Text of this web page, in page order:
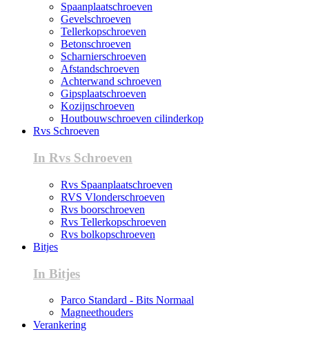
Spaanplaatschroeven
Gevelschroeven
Tellerkopschroeven
Betonschroeven
Scharnierschroeven
Afstandschroeven
Achterwand schroeven
Gipsplaatschroeven
Kozijnschroeven
Houtbouwschroeven cilinderkop
Rvs Schroeven
In Rvs Schroeven
Rvs Spaanplaatschroeven
RVS Vlonderschroeven
Rvs boorschroeven
Rvs Tellerkopschroeven
Rvs bolkopschroeven
Bitjes
In Bitjes
Parco Standard - Bits Normaal
Magneethouders
Verankering